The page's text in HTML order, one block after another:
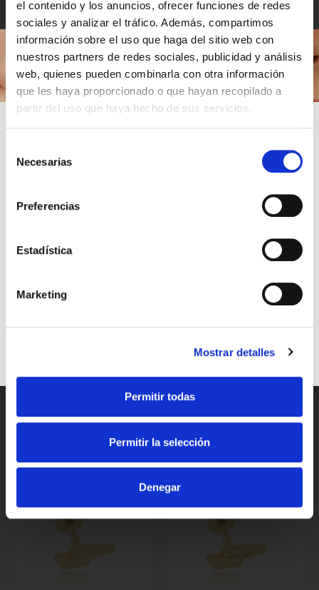
el contenido y los anuncios, ofrecer funciones de redes
sociales y analizar el tráfico. Además, compartimos
información sobre el uso que haga del sitio web con
nuestros partners de redes sociales, publicidad y análisis
web, quienes pueden combinarla con otra información
que les haya proporcionado o que hayan recopilado a
partir del uso que haya hecho de sus servicios.
Necesarias
Preferencias
Estadística
Marketing
Mostrar detalles
Permitir todas
Permitir la selección
Denegar
Nuestras joyerías vienen avaladas por más de 30 años de
experiencia en el sector.
TAMBIÉN PODRÍA
57,00€
Ref: 1880010167/ZF
57,00€
Ref: 1880010167/RB
Invierte enuna pieza eterna
primera
y acepto recibir comunicaciones personalizadas